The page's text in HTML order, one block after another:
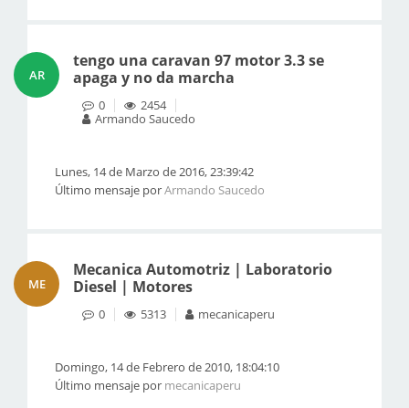
AR
tengo una caravan 97 motor 3.3 se
apaga y no da marcha
0
2454
Armando Saucedo
Lunes, 14 de Marzo de 2016, 23:39:42
Último mensaje porArmando Saucedo
ME
Mecanica Automotriz | Laboratorio
Diesel | Motores
0 5313 mecanicaperu
Domingo, 14 de Febrero de 2010, 18:04:10
Último mensaje por mecanicaperu